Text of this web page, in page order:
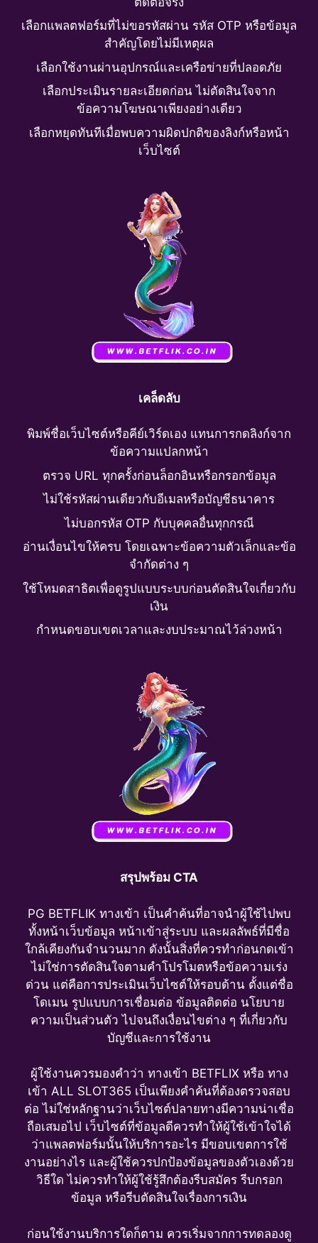
เลือกแพลตฟอร์มที่ไม่ขอรหัสผ่าน รหัส OTP หรือข้อมูล
สำคัญโดยไม่มีเหตุผล
เลือกใช้งานผ่านอุปกรณ์และเครือข่ายที่ปลอดภัย
เลือกประเมินรายละเอียดก่อน ไม่ตัดสินใจจาก
ข้อความโฆษณาเพียงอย่างเดียว
เลือกหยุดทันทีเมื่อพบความผิดปกติของลิงก์หรือหน้า
เว็บไซต์
เคล็ดลับ
พิมพ์ชื่อเว็บไซต์หรือคีย์เวิร์ดเอง แทนการกดลิงก์จาก
ข้อความแปลกหน้า
ตรวจ URL ทุกครั้งก่อนล็อกอินหรือกรอกข้อมูล
ไม่ใช้รหัสผ่านเดียวกับอีเมลหรือบัญชีธนาคาร
ไม่บอกรหัส OTP กับบุคคลอื่นทุกกรณี
อ่านเงื่อนไขให้ครบ โดยเฉพาะข้อความตัวเล็กและข้อ
จำกัดต่าง ๆ
ใช้โหมดสาธิตเพื่อดูรูปแบบระบบก่อนตัดสินใจเกี่ยวกับ
เงิน
กำหนดขอบเขตเวลาและงบประมาณไว้ล่วงหน้า
สรุปพร้อม CTA
PG BETFLIK ทางเข้า เป็นคำค้นที่อาจนำผู้ใช้ไปพบ
ทั้งหน้าเว็บข้อมูล หน้าเข้าสู่ระบบ และผลลัพธ์ที่มีชื่อ
ใกล้เคียงกันจำนวนมาก ดังนั้นสิ่งที่ควรทำก่อนกดเข้า
ไม่ใช่การตัดสินใจตามคำโปรโมตหรือข้อความเร่ง
ด่วน แต่คือการประเมินเว็บไซต์ให้รอบด้าน ตั้งแต่ชื่อ
โดเมน รูปแบบการเชื่อมต่อ ข้อมูลติดต่อ นโยบาย
ความเป็นส่วนตัว ไปจนถึงเงื่อนไขต่าง ๆ ที่เกี่ยวกับ
บัญชีและการใช้งาน
ผู้ใช้งานควรมองคำว่า ทางเข้า BETFLIX หรือ ทาง
เข้า ALL SLOT365 เป็นเพียงคำค้นที่ต้องตรวจสอบ
ต่อ ไม่ใช่หลักฐานว่าเว็บไซต์ปลายทางมีความน่าเชื่อ
ถือเสมอไป เว็บไซต์ที่ข้อมูลดีควรทำให้ผู้ใช้เข้าใจได้
ว่าแพลตฟอร์มนั้นให้บริการอะไร มีขอบเขตการใช้
งานอย่างไร และผู้ใช้ควรปกป้องข้อมูลของตัวเองด้วย
วิธีใด ไม่ควรทำให้ผู้ใช้รู้สึกต้องรีบสมัคร รีบกรอก
ข้อมูล หรือรีบตัดสินใจเรื่องการเงิน
ก่อนใช้งานบริการใดก็ตาม ควรเริ่มจากการทดลองดู